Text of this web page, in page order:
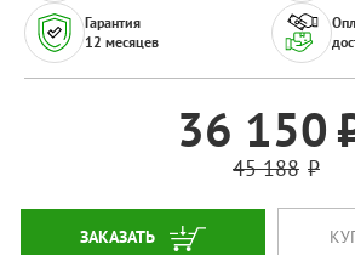
Гарантия
12 месяцев
36 150
45 188
ЗАКАЗАТЬ